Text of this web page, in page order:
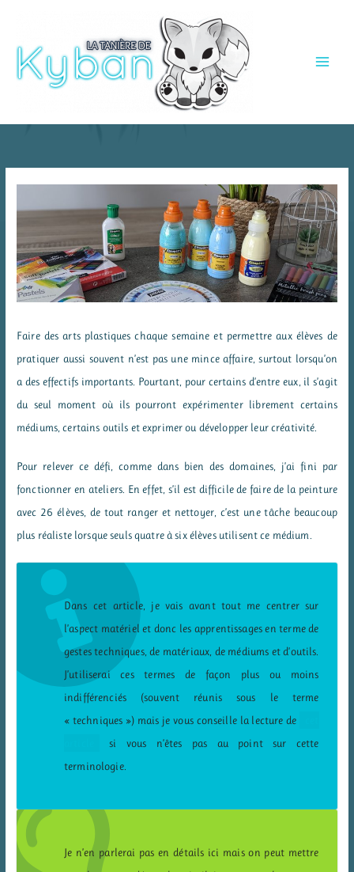
contenu
Faire des arts plastiques chaque semaine et permettre aux élèves de
pratiquer aussi souvent n’est pas une mince affaire, surtout lorsqu’on
a des effectifs importants. Pourtant, pour certains d’entre eux, il s’agit
du seul moment où ils pourront expérimenter librement certains
médiums, certains outils et exprimer ou développer leur créativité.
Pour relever ce défi, comme dans bien des domaines, j’ai fini par
fonctionner en ateliers. En effet, s’il est difficile de faire de la peinture
avec 26 élèves, de tout ranger et nettoyer, c’est une tâche beaucoup
plus réaliste lorsque seuls quatre à six élèves utilisent ce médium.
Dans cet article, je vais avant tout me centrer sur
l’aspect matériel et donc les apprentissages en terme de
gestes techniques, de matériaux, de médiums et d’outils.
J’utiliserai ces termes de façon plus ou moins
indifférenciés (souvent réunis sous le terme
« techniques ») mais je vous conseille la lecture de
si vous n’êtes pas au point sur cette
terminologie.
Je n’en parlerai pas en détails ici mais on peut mettre